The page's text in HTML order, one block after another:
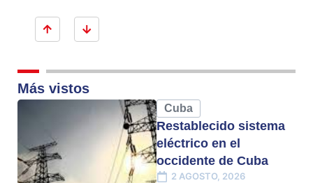
Más vistos
Cuba
Restablecido sistema
eléctrico en el
occidente de Cuba
2 AGOSTO, 2026